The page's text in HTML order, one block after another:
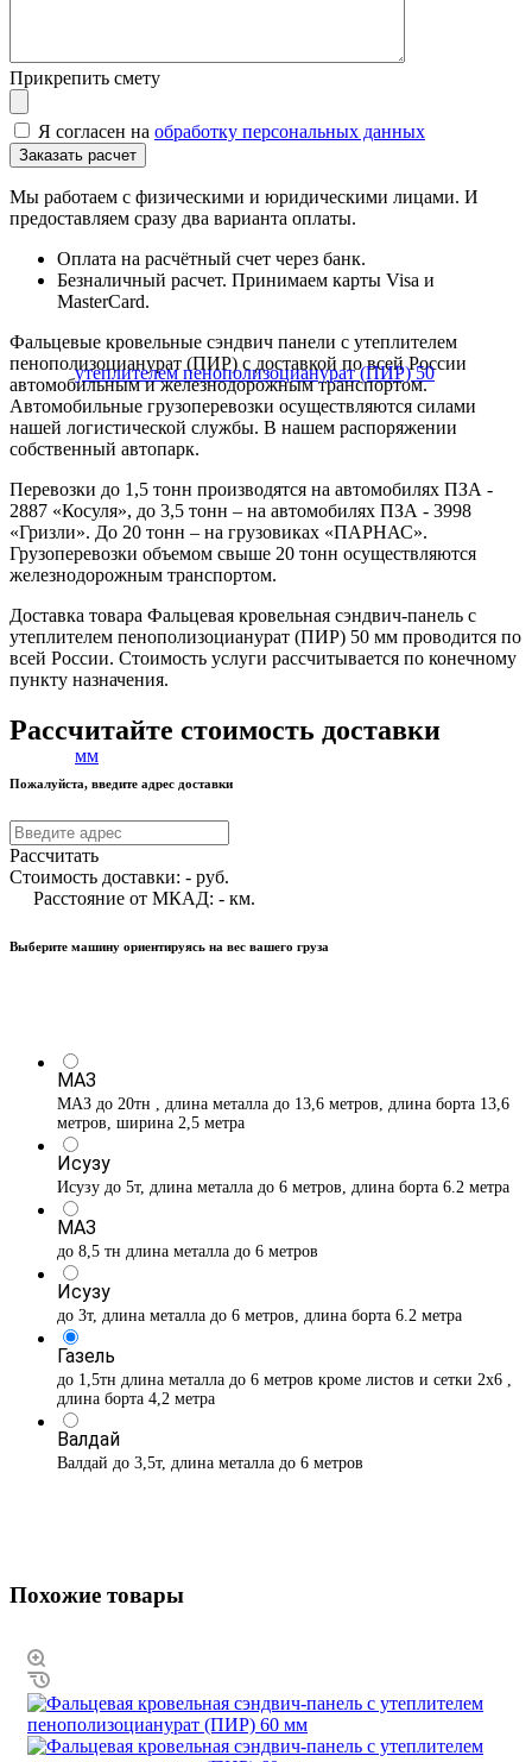
Прикрепить смету
Я согласен на обработку персональных данных
Мы работаем с физическими и юридическими лицами. И
предоставляем сразу два варианта оплаты.
Оплата на расчётный счет через банк.
Безналичный расчет. Принимаем карты Visa и
MasterCard.
Фальцевые кровельные сэндвич панели с утеплителем
пенополизоцианурат (ПИР) с доставкой по всей России
автомобильным и железнодорожным транспортом.
Автомобильные грузоперевозки осуществляются силами
нашей логистической службы. В нашем распоряжении
собственный автопарк.
Перевозки до 1,5 тонн производятся на автомобилях ПЗА -
2887 «Косуля», до 3,5 тонн – на автомобилях ПЗА - 3998
«Гризли». До 20 тонн – на грузовиках «ПАРНАС».
Грузоперевозки объемом свыше 20 тонн осуществляются
железнодорожным транспортом.
Доставка товара Фальцевая кровельная сэндвич-панель с
утеплителем пенополизоцианурат (ПИР) 50 мм проводится по
всей России. Стоимость услуги рассчитывается по конечному
пункту назначения.
Рассчитайте стоимость доставки
Пожалуйста, введите адрес доставки
Рассчитать
Стоимость доставки: - руб.
Расстояние от МКАД: - км.
Выберите машину ориентируясь на вес вашего груза
МАЗ
МАЗ до 20тн , длина металла до 13,6 метров, длина борта 13,6
метров, ширина 2,5 метра
Исузу
Исузу до 5т, длина металла до 6 метров, длина борта 6.2 метра
МАЗ
до 8,5 тн длина металла до 6 метров
Исузу
до 3т, длина металла до 6 метров, длина борта 6.2 метра
Газель
до 1,5тн длина металла до 6 метров кроме листов и сетки 2х6 ,
длина борта 4,2 метра
Валдай
Валдай до 3,5т, длина металла до 6 метров
Похожие товары